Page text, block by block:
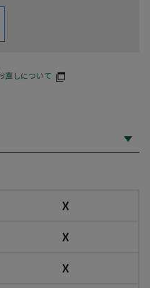
直しについて
☓
☓
☓